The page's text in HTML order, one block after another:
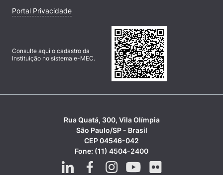
Portal Privacidade
Consulte aqui o cadastro da
Instituição no sistema e-MEC.
Rua Quatá, 300, Vila Olímpia
São Paulo/SP - Brasil
CEP 04546-042
Fone: (11) 4504-2400